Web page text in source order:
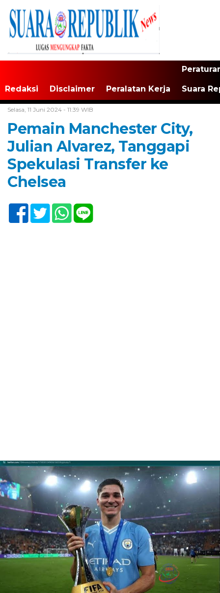
Redaksi Disclaimer Peralatan Kerja Suara
Selasa, 11 Juni 2024 - 11:39 WIB
Pemain Manchester City,
Julian Alvarez, Tanggapi
Spekulasi Transfer ke
Chelsea